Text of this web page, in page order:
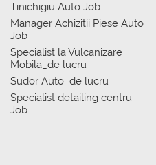
Tinichigiu Auto Job
Manager Achizitii Piese Auto
Job
Specialist la Vulcanizare
Mobila_de lucru
Sudor Auto_de lucru
Specialist detailing centru
Job